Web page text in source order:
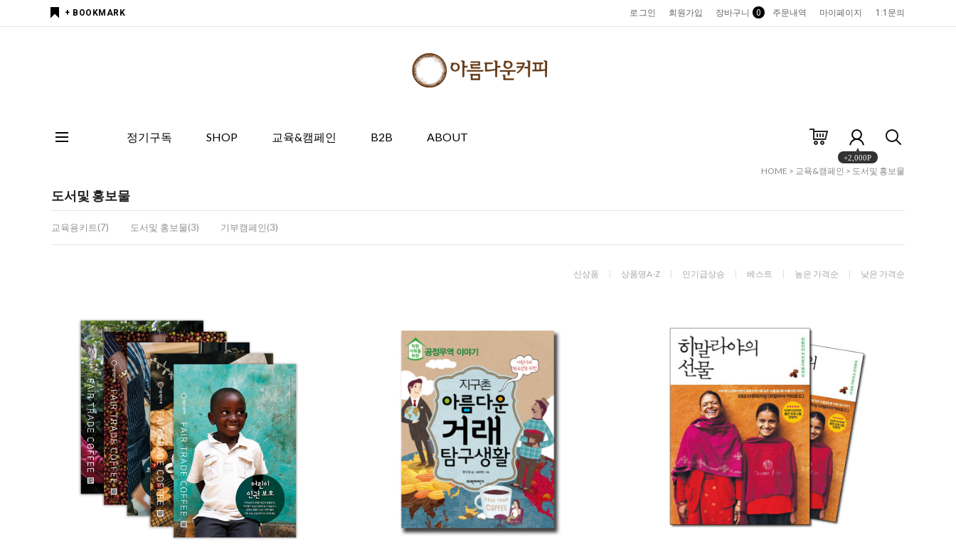
+ BOOKMARK 로그인 회원가입 장바구니 0 주문내역 마이페이지 1:1문의
정기구독 SHOP 교육&캠페인 B2B ABOUT
+2,000P
HOME > 교육&캠페인 > 도서및 홍보물
도서및 홍보물
교육용키트(7) 도서및 홍보물(3) 기부캠페인(3)
신상품 상품명A-Z 인기급상승 베스트 높은 가격순 낮은 가격순